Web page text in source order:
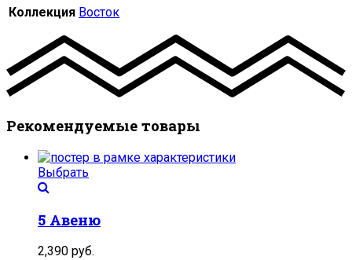
Коллекция Восток
Рекомендуемые товары
Выбрать
5 Авеню
2,390 руб.